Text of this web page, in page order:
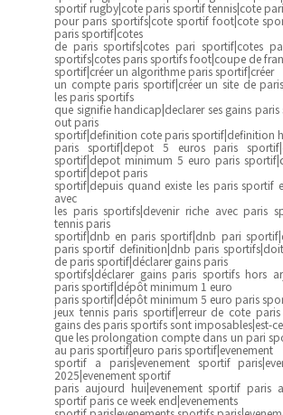
sportif rugby|cote paris sportif tennis|cote
pour paris sportifs|cote sportif foot|cote
paris sportif|cotes
de paris sportifs|cotes pari sportif|cotes
sportifs|cotes paris sportifs foot|coupe de
sportif|créer un algorithme paris sportif|créer
un compte paris sportif|créer un site de
les paris sportifs
que signifie handicap|declarer ses gains
out paris
sportif|definition cote paris sportif|definition
paris sportif|depot 5 euros paris
sportif|depot minimum 5 euro paris
sportif|depot paris
sportif|depuis quand existe les paris sportif
avec
les paris sportifs|devenir riche avec paris
tennis paris
sportif|dnb en paris sportif|dnb pari
paris sportif definition|dnb paris
de paris sportif|déclarer gains paris
sportifs|déclarer gains paris sportifs hors
paris sportif|dépôt minimum 1 euro
paris sportif|dépôt minimum 5 euro paris
jeux tennis paris sportif|erreur de cote
gains des paris sportifs sont imposables|est-ce
que les prolongation compte dans un pari
au paris sportif|euro paris sportif|evenement
sportif a paris|evenement sportif
2025|evenement sportif
paris aujourd hui|evenement sportif paris
sportif paris ce week end|evenements